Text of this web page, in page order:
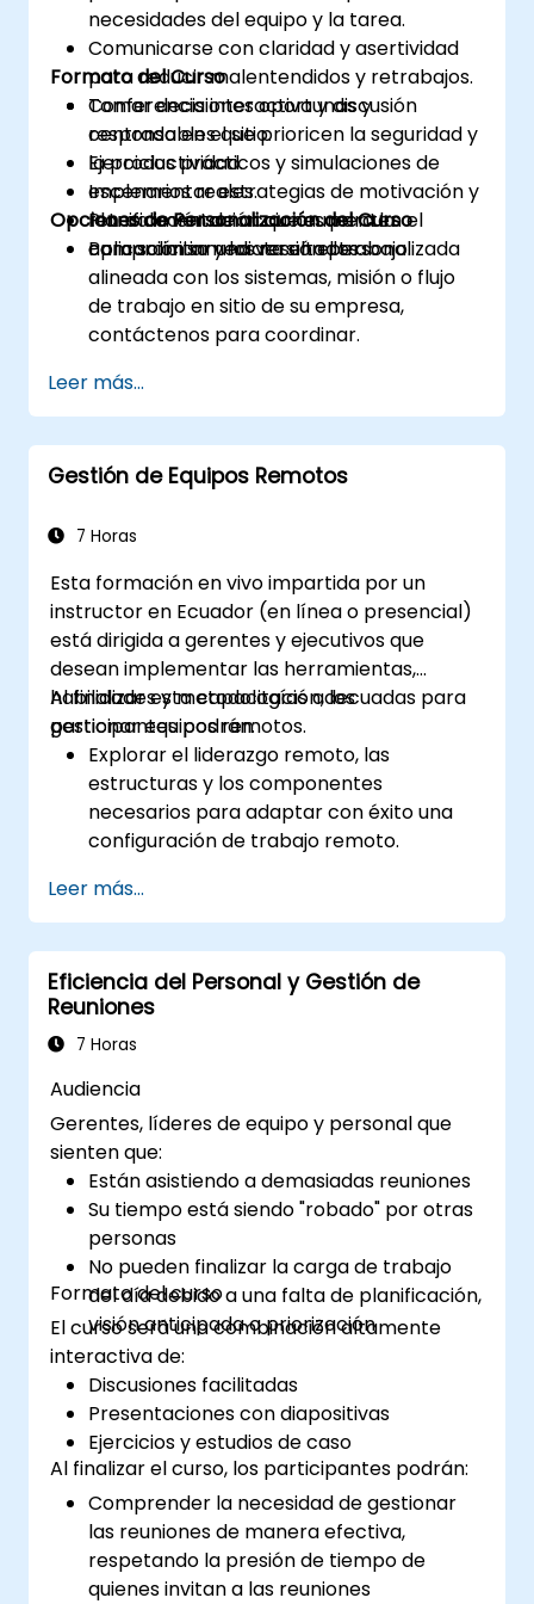
necesidades del equipo y la tarea.
Comunicarse con claridad y asertividad
para reducir malentendidos y retrabajos.
Tomar decisiones oportunas y
responsables que prioricen la seguridad y
la productividad.
Implementar estrategias de motivación y
retroalimentación que aumenten el
compromiso y los resultados.
Formato del Curso
Conferencia interactiva y discusión
centrada en el sitio.
Ejercicios prácticos y simulaciones de
escenarios reales.
Planificación de acciones para la
aplicación inmediata en el trabajo.
Opciones de Personalización del Curso
Para solicitar una versión personalizada
alineada con los sistemas, misión o flujo
de trabajo en sitio de su empresa,
contáctenos para coordinar.
Leer más...
Gestión de Equipos Remotos
7 Horas
Esta formación en vivo impartida por un
instructor en Ecuador (en línea o presencial)
está dirigida a gerentes y ejecutivos que
desean implementar las herramientas,
habilidades y metodologías adecuadas para
gestionar equipos remotos.
Al finalizar esta capacitación, los
participantes podrán:
Explorar el liderazgo remoto, las
estructuras y los componentes
necesarios para adaptar con éxito una
configuración de trabajo remoto.
trabajo en equipo para crear un equipo
remoto eficaz y productivo.
Utilizar herramientas y tecnologías
existentes para mejorar la comunicación
y colaboración virtual.
Implementar métodos de
proyectos para medir el rendimiento de
un equipo remoto.
Leer más...
Eficiencia del Personal y Gestión de
Reuniones
7 Horas
Audiencia
Gerentes, líderes de equipo y personal que
sienten que:
Están asistiendo a demasiadas reuniones
Su tiempo está siendo "robado" por otras
personas
No pueden finalizar la carga de trabajo
del día debido a una falta de planificación,
visión anticipada o priorización
Formato del curso
El curso será una combinación altamente
interactiva de:
Discusiones facilitadas
Presentaciones con diapositivas
Ejercicios y estudios de caso
Al finalizar el curso, los participantes podrán:
Comprender la necesidad de gestionar
las reuniones de manera efectiva,
respetando la presión de tiempo de
quienes invitan a las reuniones